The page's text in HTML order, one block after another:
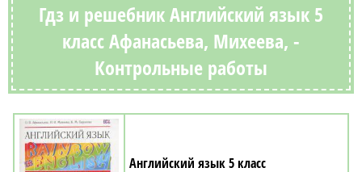
Гдз и решебник Английский язык 5
класс Афанасьева, Михеева, -
Контрольные работы
Английский язык 5 класс